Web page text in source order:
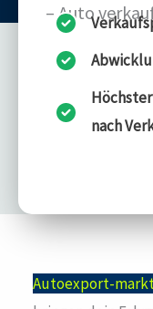
– Auto
nach
Autoexport-